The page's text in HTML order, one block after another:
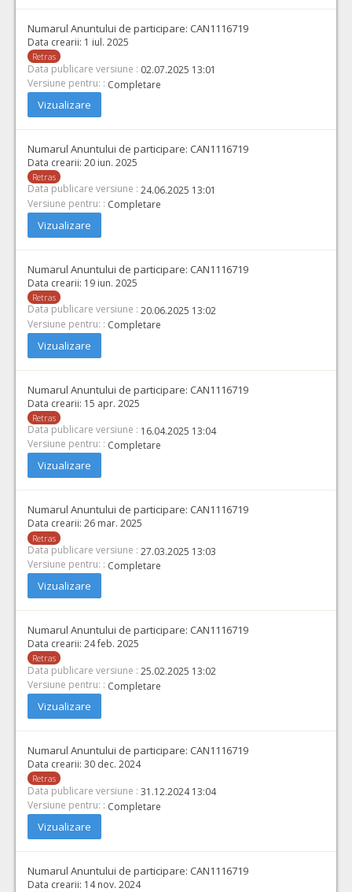
Numarul Anuntului de participare: CAN1116719
Data crearii: 1 iul. 2025
Retras
Data publicare versiune : 02.07.2025 13:01
Versiune pentru: : Completare
Vizualizare
Numarul Anuntului de participare: CAN1116719
Data crearii: 20 iun. 2025
Retras
Data publicare versiune : 24.06.2025 13:01
Versiune pentru: : Completare
Vizualizare
Numarul Anuntului de participare: CAN1116719
Data crearii: 19 iun. 2025
Retras
Data publicare versiune : 20.06.2025 13:02
Versiune pentru: : Completare
Vizualizare
Numarul Anuntului de participare: CAN1116719
Data crearii: 15 apr. 2025
Retras
Data publicare versiune : 16.04.2025 13:04
Versiune pentru: : Completare
Vizualizare
Numarul Anuntului de participare: CAN1116719
Data crearii: 26 mar. 2025
Retras
Data publicare versiune : 27.03.2025 13:03
Versiune pentru: : Completare
Vizualizare
Numarul Anuntului de participare: CAN1116719
Data crearii: 24 feb. 2025
Retras
Data publicare versiune : 25.02.2025 13:02
Versiune pentru: : Completare
Vizualizare
Numarul Anuntului de participare: CAN1116719
Data crearii: 30 dec. 2024
Retras
Data publicare versiune : 31.12.2024 13:04
Versiune pentru: : Completare
Vizualizare
Numarul Anuntului de participare: CAN1116719
Data crearii: 14 nov. 2024